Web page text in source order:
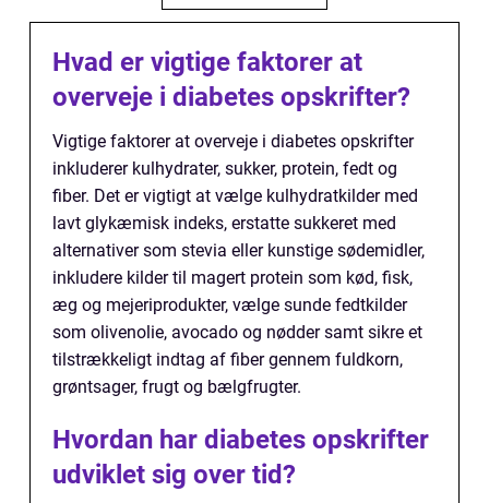
Hvad er vigtige faktorer at
overveje i diabetes opskrifter?
Vigtige faktorer at overveje i diabetes opskrifter
inkluderer kulhydrater, sukker, protein, fedt og
fiber. Det er vigtigt at vælge kulhydratkilder med
lavt glykæmisk indeks, erstatte sukkeret med
alternativer som stevia eller kunstige sødemidler,
inkludere kilder til magert protein som kød, fisk,
æg og mejeriprodukter, vælge sunde fedtkilder
som olivenolie, avocado og nødder samt sikre et
tilstrækkeligt indtag af fiber gennem fuldkorn,
grøntsager, frugt og bælgfrugter.
Hvordan har diabetes opskrifter
udviklet sig over tid?